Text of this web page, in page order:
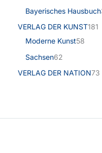
Bayerisches Hausbuch
VERLAG DER KUNST181
Moderne Kunst58
Sachsen62
VERLAG DER NATION73